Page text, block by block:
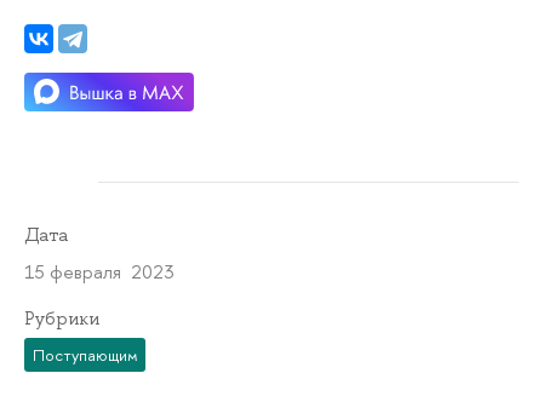
Дата
15 февраля 2023
Рубрики
Поступающим